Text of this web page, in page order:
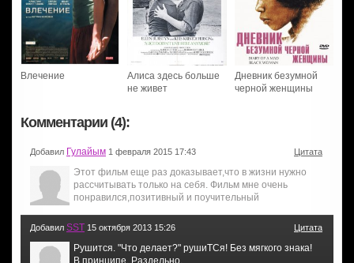
Влечение
Алиса здесь больше
не живет
Дневник безумной
черной женщины
Комментарии (4):
Добавил Гулайым 1 февраля 2015 17:43 Цитата
Этот фильм еще раз доказывает,что в жизни нужно
рассчитывать только на себя. Фильм мне очень
понравился,позитивный и поучительный
Добавил SST 15 октября 2013 15:26 Цитата
Рушится. "Что делает?" рушиТСя! Без мягкого знака!
В принципе. Раздельно.